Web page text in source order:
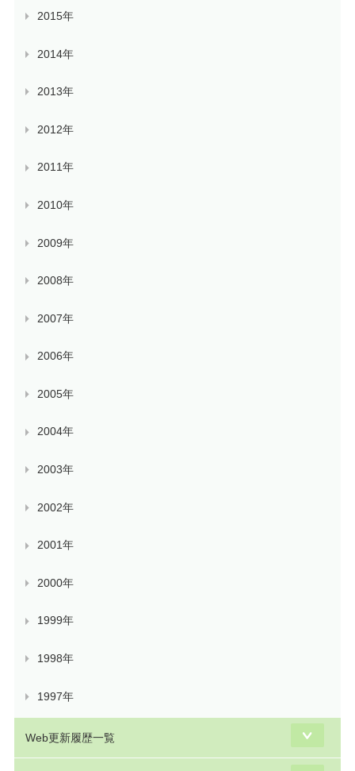
2015年
2014年
2013年
2012年
2011年
2010年
2009年
2008年
2007年
2006年
2005年
2004年
2003年
2002年
2001年
2000年
1999年
1998年
1997年
Web更新履歴一覧